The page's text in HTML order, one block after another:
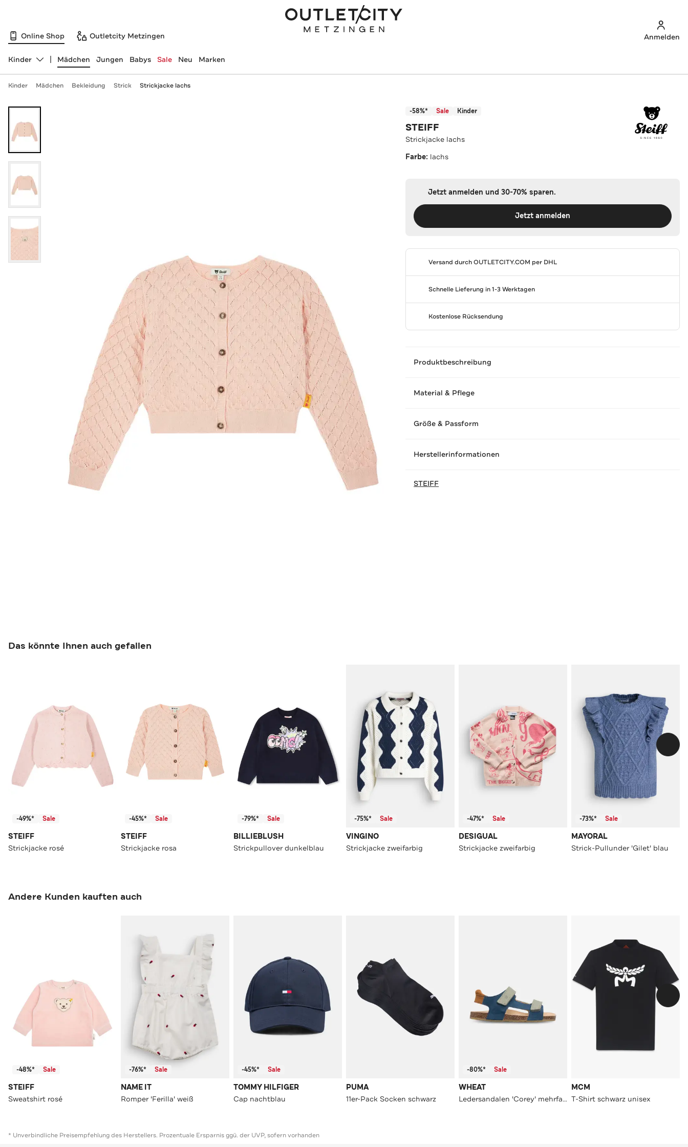
Online Shop Outletcity Metzingen Anmelden
Abteilung ändern, ausgewählt:
Kinder Mädchen Jungen Babys Sale Neu Marken
Kinder Mädchen Bekleidung Strick Strickjacke lachs
-58%* Sale Kinder
STEIFF
Strickjacke lachs
Farbe: lachs
Jetzt anmelden und 30-70% sparen.
Jetzt anmelden
Versand durchOUTLETCITY.COM per DHL
Schnelle Lieferung in 1-3 Werktagen
Kostenlose Rücksendung
Produktbeschreibung
Material & Pflege
Größe & Passform
Herstellerinformationen
STEIFF
Das könnte Ihnen auch gefallen
-49%* Sale
STEIFF
Strickjacke rosé
-45%* Sale
STEIFF
Strickjacke rosa
-79%* Sale
BILLIEBLUSH
Strickpullover dunkelblau
-75%* Sale
VINGINO
Strickjacke zweifarbig
-47%* Sale
DESIGUAL
Strickjacke zweifarbig
-73%* Sale
MAYORAL
Strick-Pullunder 'Gilet' blau
Andere Kunden kauften auch
-48%* Sale
STEIFF
Sweatshirt rosé
-76%* Sale
NAME IT
Romper 'Ferilla' weiß
-45%* Sale
TOMMY HILFIGER
Cap nachtblau
PUMA
11er-Pack Socken schwarz
-80%* Sale
WHEAT
Ledersandalen 'Corey' mehrfarbig
MCM
T-Shirt schwarz unisex
* Unverbindliche Preisempfehlung des Herstellers. Prozentuale Ersparnis ggü. der UVP, sofern vorhanden